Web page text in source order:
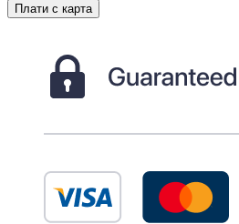
Плати с карта